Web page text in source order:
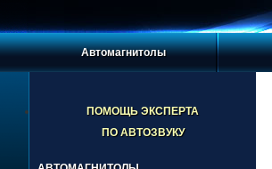
Автомагнитолы
ПОМОЩЬ ЭКСПЕРТА
ПО АВТОЗВУКУ